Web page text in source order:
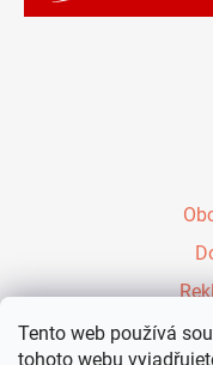
Tento web používá
tohoto webu
Péřové